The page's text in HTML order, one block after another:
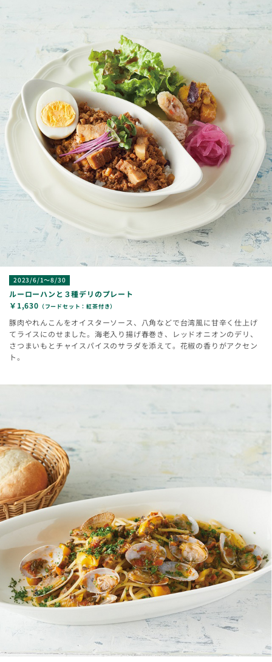
2023/6/1～8/30
ルーローハンと３種デリのプレート
￥1,630 （フードセット：紅茶付き）
豚肉やれんこんをオイスターソース、八角などで台湾風に甘辛く仕上げ
てライスにのせました。海老入り揚げ春巻き、レッドオニオンのデリ、
さつまいもとチャイスパイスのサラダを添えて。花椒の香りがアクセン
ト。